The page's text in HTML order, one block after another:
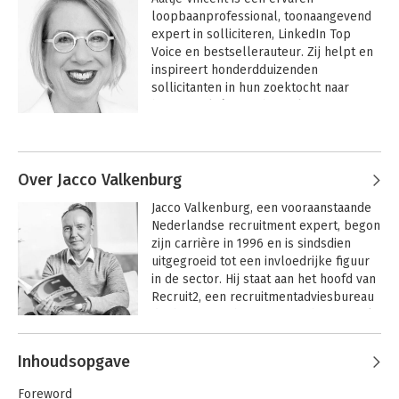
loopbaanprofessional, toonaangevend
expert in solliciteren, LinkedIn Top
Voice en bestsellerauteur. Zij helpt en
inspireert honderdduizenden
sollicitanten in hun zoektocht naar
Jobmarketing 3.0
Over Jacco Valkenburg
Jacco Valkenburg, een vooraanstaande
Nederlandse recruitment expert, begon
zijn carrière in 1996 en is sindsdien
uitgegroeid tot een invloedrijke figuur
in de sector. Hij staat aan het hoofd van
Recruit2, een recruitmentadviesbureau
samen met vooraanstaande bedrijven
Andere boeken door Jacco
Valkenburg
Inhoudsopgave
Foreword